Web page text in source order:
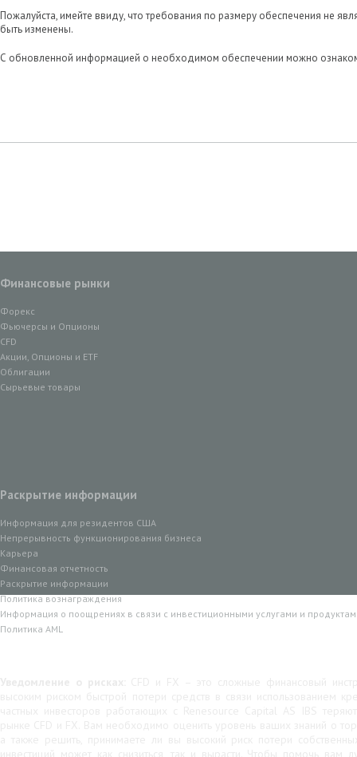
Пожалуйста, имейте ввиду, что требования по размеру обеспечения не
быть изменены.
С обновленной информацией о необходимом обеспечении можно
Финансовые рынки
Форекс
Фьючерсы и Опционы
CFD
Акции, Опционы и ETF
Облигации
Сырьевые товары
Раскрытие информации
Информация для резидентов США
Непрерывность функционирования бизнеса
Карьера
Финансовая отчетность
Раскрытие информации
Политика вознаграждения
Информация о поощрениях в связи с инвестиционными услугами и
Политика AML